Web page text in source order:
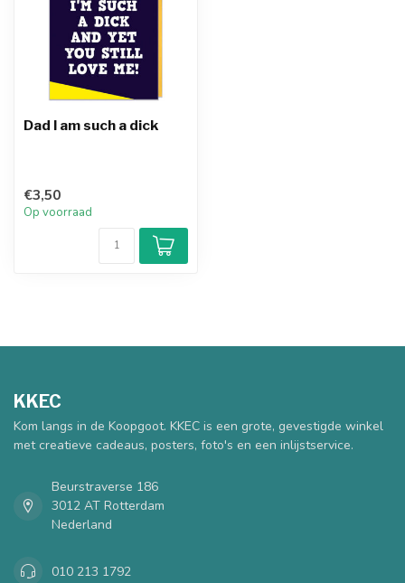
Dad I am such a dick
€3,50
Op voorraad
KKEC
Kom langs in de Koopgoot. KKEC is een grote, gevestigde winkel
met creatieve cadeaus, posters, foto's en een inlijstservice.
Beurstraverse 186
3012 AT Rotterdam
Nederland
010 213 1792